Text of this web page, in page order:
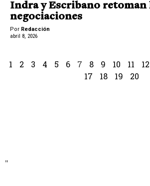
Indra y Escribano retoman
negociaciones
Por Redacción
abril 8, 2026
1 2 3 4 5 6 7 8 9 10 11 12
17
18 19 20
"